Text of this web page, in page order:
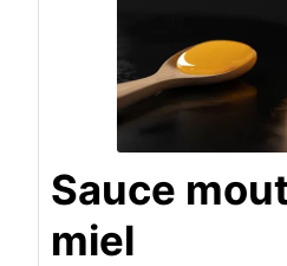
Sauce
miel​